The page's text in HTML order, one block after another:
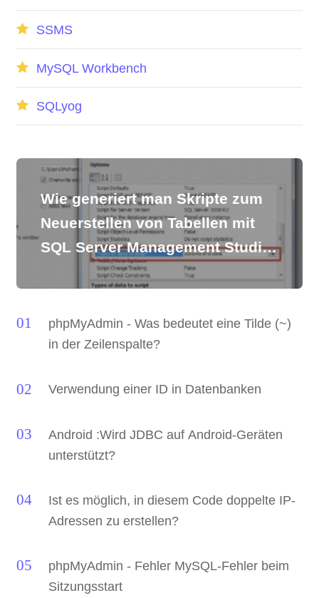
SSMS
MySQL Workbench
SQLyog
Wie generiert man Skripte zum
Neuerstellen von Tabellen mit
SQL Server Management Studio
[Schema und Daten]?
phpMyAdmin - Was bedeutet eine Tilde (~)
in der Zeilenspalte?
Verwendung einer ID in Datenbanken
Android :Wird JDBC auf Android-Geräten
unterstützt?
Ist es möglich, in diesem Code doppelte IP-
Adressen zu erstellen?
phpMyAdmin - Fehler MySQL-Fehler beim
Sitzungsstart